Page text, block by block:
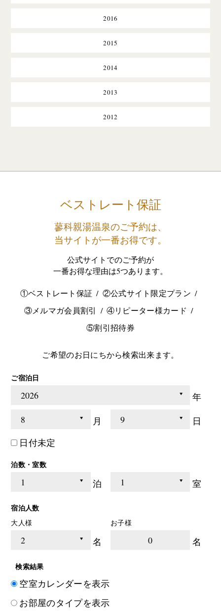
2016
2015
2014
2013
2012
ベストレート保証
蓼科親湯温泉のご予約は、
当サイトが一番お得です。
公式サイトでのご予約が
一番お得な理由は5つあります。
①ベストレート保証
②公式サイト限定プラン
③メルマガ会員割引
④リピーター様カード
⑤割引招待券
ご希望のお日にちから検索出来ます。
ご宿泊日
年
月
日
日付未定
泊数・室数
泊 室
宿泊人数
大人様
名
お子様
0 名
検索結果
空室カレンダーを表示
お部屋のタイプを表示